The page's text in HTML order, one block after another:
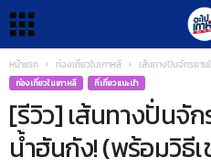
หน้าแรก ท่องเที่ยวในเกาหลี เส้นทางปั่นจักรยา
ท่องเที่ยวในเกาหลี ที่เที่ยวแนะนำ
[รีวิว] เส้นทางปั่นจั
น้ำฮันกัง! (พร้อมวิธี